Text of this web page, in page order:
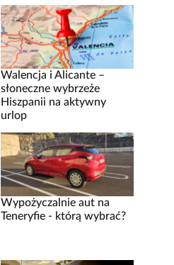
Walencja i Alicante –
słoneczne wybrzeże
Hiszpanii na aktywny
urlop
Wypożyczalnie aut na
Teneryfie - którą wybrać?